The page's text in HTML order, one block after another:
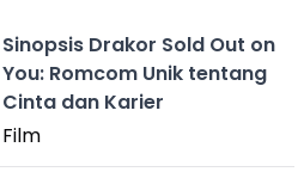
Sinopsis Drakor Sold Out on
You: Romcom Unik tentang
Cinta dan Karier
Film